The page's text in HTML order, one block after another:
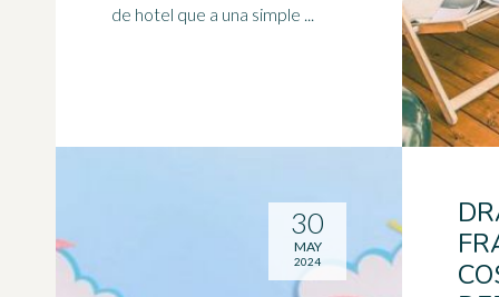
de hotel que a una simple ...
30
MAY
2024